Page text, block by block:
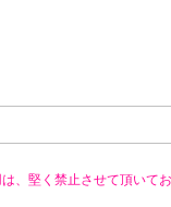
、堅く禁止させて頂いて